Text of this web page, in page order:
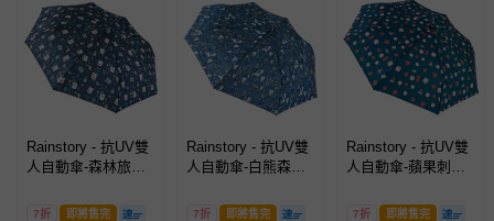
Rainstory - 抗UV雙
人自動傘-森林旅
7折 即將售完
Rainstory - 抗UV雙
人自動傘-白熊森
7折 即將售完
Rainstory - 抗UV雙
人自動傘-蘋果刺蝟
7折 即將售完